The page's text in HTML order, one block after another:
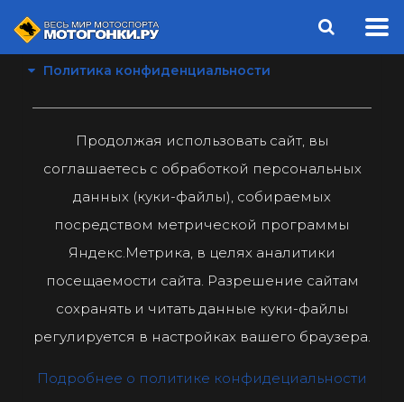
Политика конфиденциальности
Продолжая использовать сайт, вы
соглашаетесь с обработкой персональных
данных (куки-файлы), собираемых
посредством метрической программы
Яндекс.Метрика, в целях аналитики
посещаемости сайта. Разрешение сайтам
сохранять и читать данные куки-файлы
регулируется в настройках вашего браузера.
Подробнее о политике конфидециальности